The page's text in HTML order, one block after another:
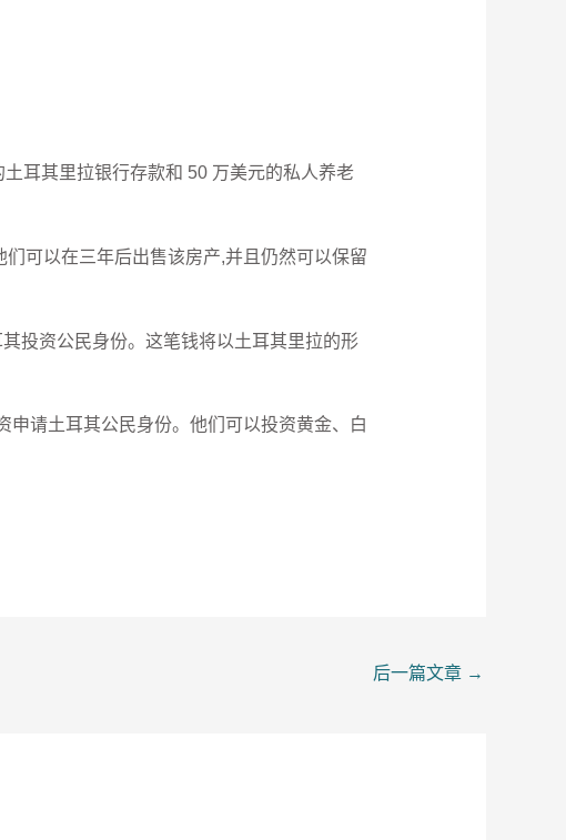
耳其里拉银行存款和 50 万美元的私人养老
可以在三年后出售该房产,并且仍然可以保留
投资公民身份。这笔钱将以土耳其里拉的形
请土耳其公民身份。他们可以投资黄金、白
后一篇文章 →